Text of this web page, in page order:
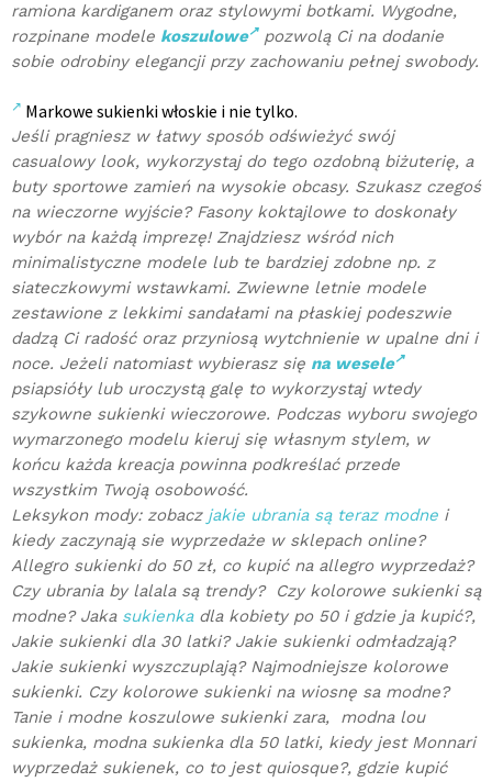
ramiona kardiganem oraz stylowymi botkami. Wygodne,
rozpinane modele koszulowe pozwolą Ci na dodanie
sobie odrobiny elegancji przy zachowaniu pełnej swobody.
Markowe sukienki włoskie i nie tylko.
Jeśli pragniesz w łatwy sposób odświeżyć swój
casualowy look, wykorzystaj do tego ozdobną biżuterię, a
buty sportowe zamień na wysokie obcasy. Szukasz czegoś
na wieczorne wyjście? Fasony koktajlowe to doskonały
wybór na każdą imprezę! Znajdziesz wśród nich
minimalistyczne modele lub te bardziej zdobne np. z
siateczkowymi wstawkami. Zwiewne letnie modele
zestawione z lekkimi sandałami na płaskiej podeszwie
dadzą Ci radość oraz przyniosą wytchnienie w upalne dni i
noce. Jeżeli natomiast wybierasz się na wesele
psiapsióły lub uroczystą galę to wykorzystaj wtedy
szykowne sukienki wieczorowe. Podczas wyboru swojego
wymarzonego modelu kieruj się własnym stylem, w
końcu każda kreacja powinna podkreślać przede
wszystkim Twoją osobowość.
Leksykon mody: zobacz jakie ubrania są teraz modne i
kiedy zaczynają sie wyprzedaże w sklepach online?
Allegro sukienki do 50 zł, co kupić na allegro wyprzedaż?
Czy ubrania by lalala są trendy? Czy kolorowe sukienki są
modne? Jaka sukienkadla kobiety po 50 i gdzie ja kupić?,
Jakie sukienki dla 30 latki? Jakie sukienki odmładzają?
Jakie sukienki wyszczuplają? Najmodniejsze kolorowe
sukienki. Czy kolorowe sukienki na wiosnę sa modne?
Tanie i modne koszulowe sukienki zara, modna lou
sukienka, modna sukienka dla 50 latki, kiedy jest Monnari
wyprzedaż sukienek, co to jest quiosque?, gdzie kupić